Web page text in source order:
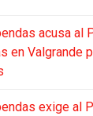
acusa al
en Valgrande
exige al